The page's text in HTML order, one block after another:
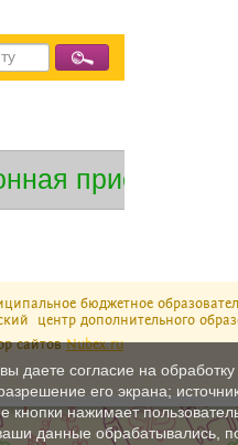
приемная
бюджетное
центр дополнительного
сайтовNubex.ru
даете согласие на
его экрана;
кнопки нажимает
данные обрабатывались,